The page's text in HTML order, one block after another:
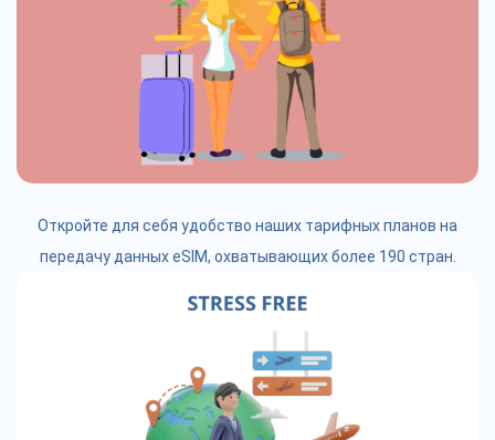
Откройте для себя удобство наших тарифных планов на
передачу данных eSIM, охватывающих более 190 стран.